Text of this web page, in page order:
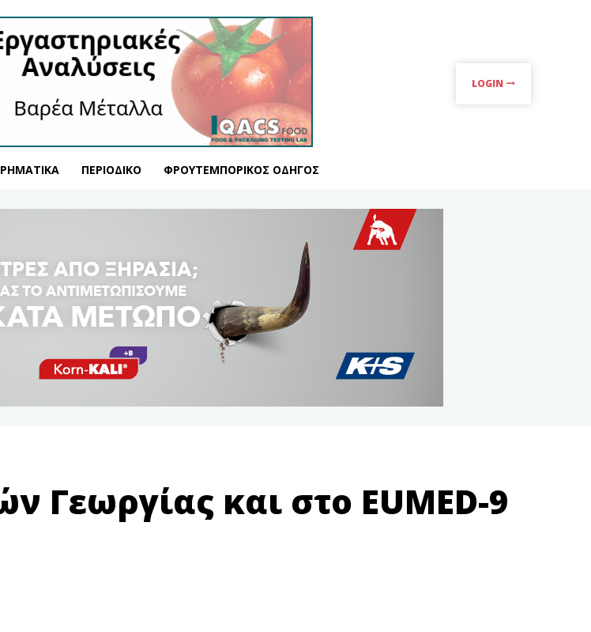
LOGIN
ΠΕΡΙΟΔΙΚΌ ΦΡΟΥΤΕΜΠΟΡΙΚΌΣ ΟΔΗΓΌΣ
Γεωργίας και στο EUMED-9